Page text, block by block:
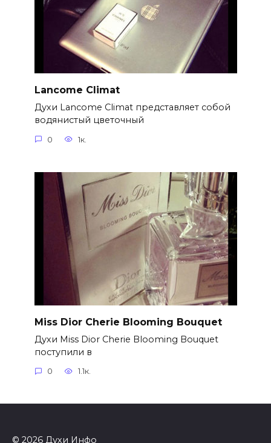
Lancome Climat
Духи Lancome Climat представляет собой
водянистый цветочный
0 1к.
Miss Dior Cherie Blooming Bouquet
Духи Miss Dior Cherie Blooming Bouquet
поступили в
0 1.1к.
© 2026 Духи Инфо